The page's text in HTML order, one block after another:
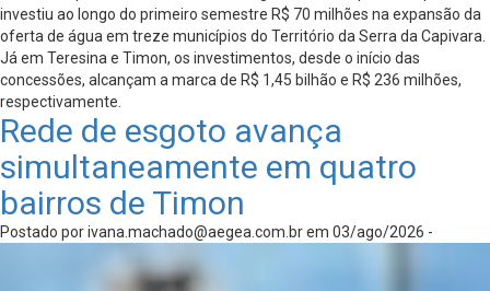
investiu ao longo do primeiro semestre R$ 70 milhões na expansão da
oferta de água em treze municípios do Território da Serra da Capivara.
Já em Teresina e Timon, os investimentos, desde o início das
concessões, alcançam a marca de R$ 1,45 bilhão e R$ 236 milhões,
respectivamente.
Rede de esgoto avança
simultaneamente em quatro
bairros de Timon
Postado porivana.machado@aegea.com.brem 03/ago/2026 -